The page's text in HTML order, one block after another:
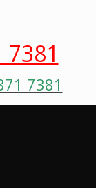
7381